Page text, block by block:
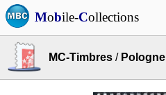
Mobile-Collections
MC-Timbres / Pologne